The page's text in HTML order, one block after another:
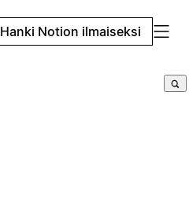
Hanki Notion ilmaiseksi